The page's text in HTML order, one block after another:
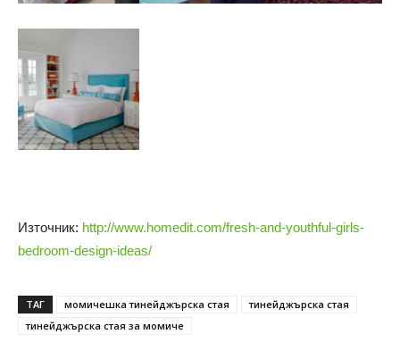
Източник: http://www.homedit.com/fresh-and-youthful-girls-
bedroom-design-ideas/
ТАГ момичешка тинейджърска стая
тинейджърска стая
тинейджърска стая за момиче